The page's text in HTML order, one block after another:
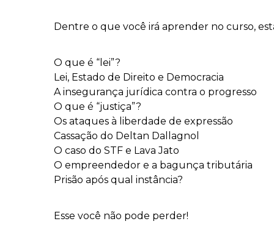
Dentre o que você irá aprender no curso,
O que é “lei”?
Lei, Estado de Direito e Democracia
A insegurança jurídica contra o progresso
O que é “justiça”?
Os ataques à liberdade de expressão
Cassação do Deltan Dallagnol
O caso do STF e Lava Jato
O empreendedor e a bagunça tributária
Prisão após qual instância?
Esse você não pode perder!